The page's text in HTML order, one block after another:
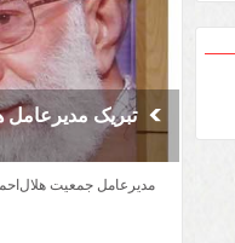
تبریک
مدیرعامل جمعیت
از ابتدای سال 95تا کنون :
پذیرایی از 2500زائر رضوی در سرای امدادگران هلال احمر خراسان رضوی
سرای امدادگران جمعیت
معرفی سرای